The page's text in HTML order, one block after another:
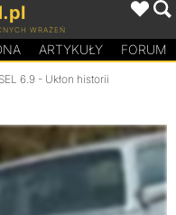
WRAŻEŃ
NA ARTYKUŁY FORUM
6.9 - Ukłon historii